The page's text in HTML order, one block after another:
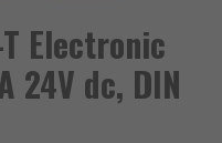
T Electronic
24V dc, DIN